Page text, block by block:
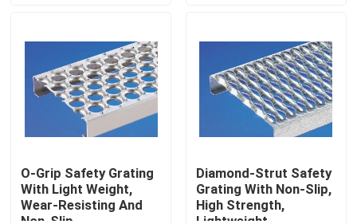
Σχετικά με εμάς
Επισκέψεις στο εργοστάσιο
Έλεγχος ποιότητας
Επικοινωνήστε μαζί μας
O-Grip Safety Grating
With Light Weight,
Wear-Resisting And
Diamond-Strut Safety
Grating With Non-Slip,
High Strength,